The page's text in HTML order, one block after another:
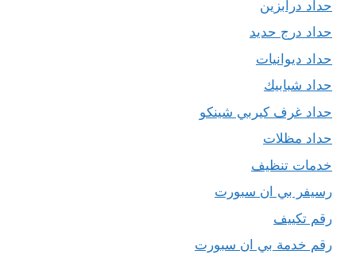
حداد درابزين
حداد درج حديد
حداد ديوانيات
حداد شبابيك
حداد غرف كيربي شينكو
حداد مظلات
خدمات تنظيف
رسيفر بي ان سبورت
رقم تكييف
رقم خدمة بي ان سبورت